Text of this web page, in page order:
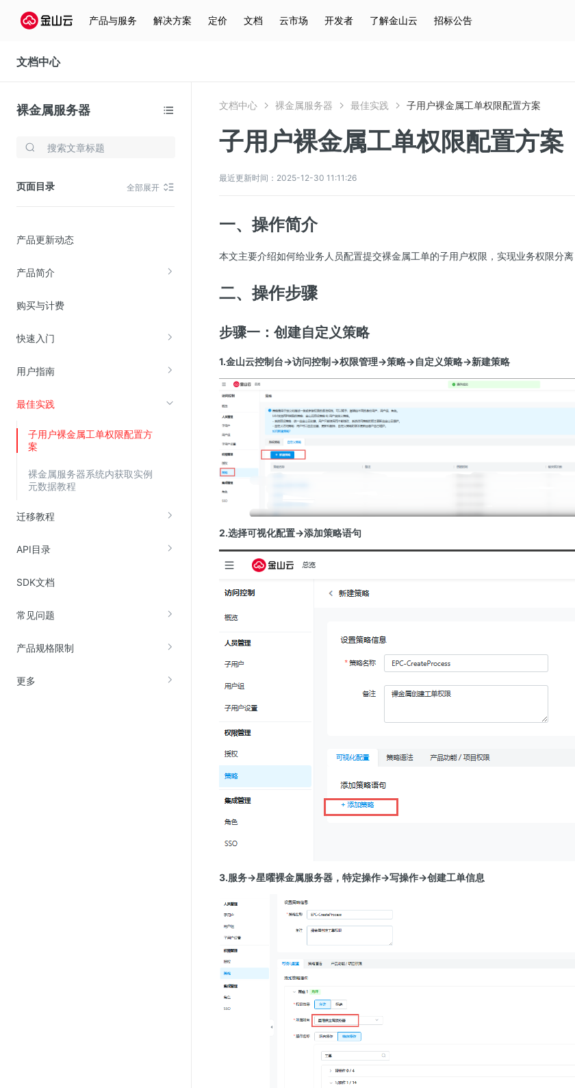
产品与服务 解决方案 定价 文档 云市场 开发者 了解金山云 招标公告
文档中心
裸金属服务器
页面目录 全部展开
产品更新动态
产品简介
购买与计费
快速入门
用户指南
最佳实践
子用户裸金属工单权限配置方
案
裸金属服务器系统内获取实例
元数据教程
迁移教程
API目录
SDK文档
常见问题
产品规格限制
更多
存储与云分发
云硬盘(EBS)
在线迁移服务
视频云服务
云直播(KLS)
边缘节点计算
云安全
金山云云防火墙
大模型应用防火墙
渗透测试
DDoS原生高防
密钥管理服务
文档中心 裸金属服务器 最佳实践 子用户裸金属工单权限配置方案
子用户裸金属工单权限配置方案
最近更新时间：2025-12-30 11:11:26
一、操作简介
本文主要介绍如何给业务人员配置提交裸金属工单的子用户权限，实现业务权限分离
二、操作步骤
步骤一：创建自定义策略
1.金山云控制台→访问控制→权限管理→策略→自定义策略→新建策略
2.选择可视化配置→添加策略语句
3.服务→星曜裸金属服务器，特定操作→写操作→创建工单信息